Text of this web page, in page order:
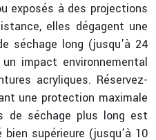
exposés à des projections
elles dégagent une
séchage long (jusqu’à 24
impact environnemental
acryliques. Réservez-
une protection maximale
de séchage plus long est
supérieure (jusqu’à 10